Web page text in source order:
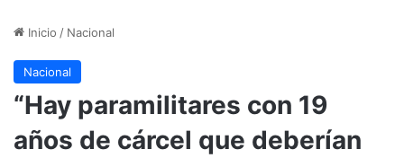
Inicio / Nacional
Nacional
“Hay paramilitares con 19
años de cárcel que deberían